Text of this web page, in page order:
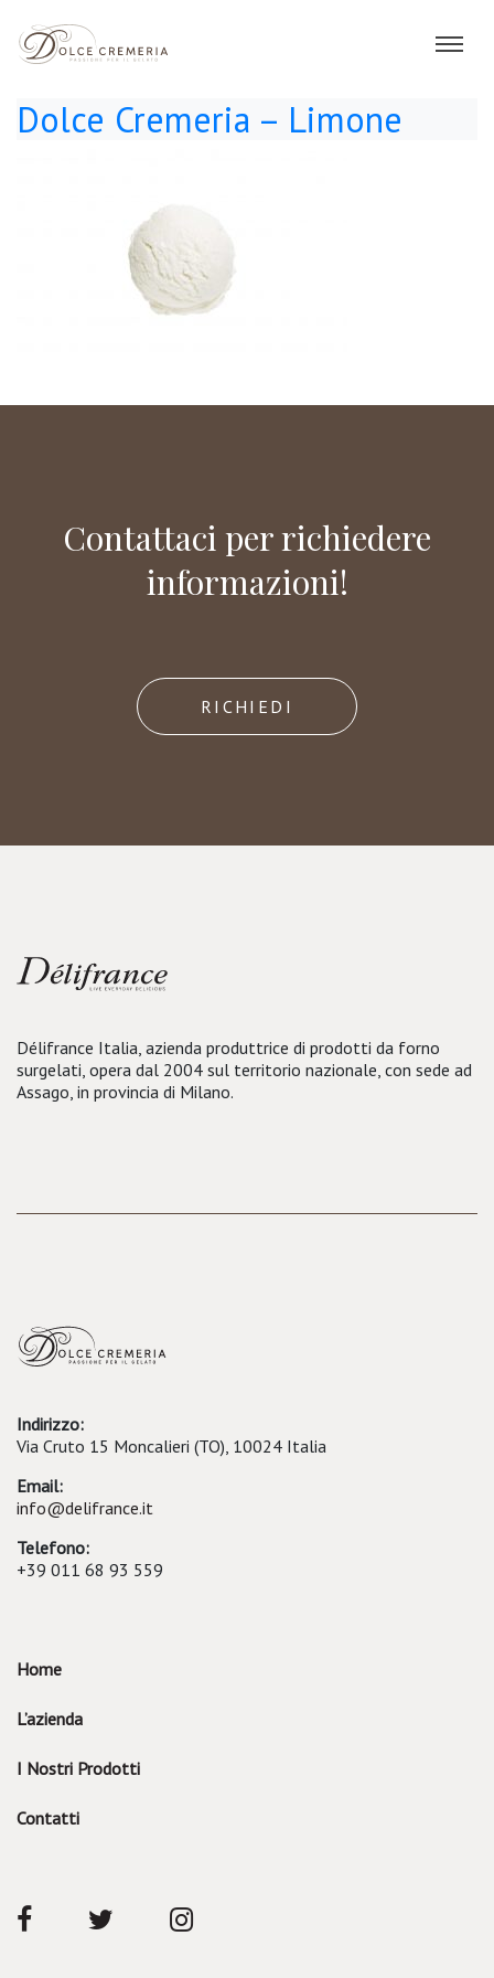
Dolce Cremeria – Limone
Contattaci per richiedere
informazioni!
RICHIEDI
Délifrance Italia, azienda produttrice di prodotti da forno
surgelati, opera dal 2004 sul territorio nazionale, con sede ad
Assago, in provincia di Milano.
Indirizzo:
Via Cruto 15 Moncalieri (TO), 10024 Italia
Email:
info@delifrance.it
Telefono:
+39 011 68 93 559
Home
L’azienda
I Nostri Prodotti
Contatti